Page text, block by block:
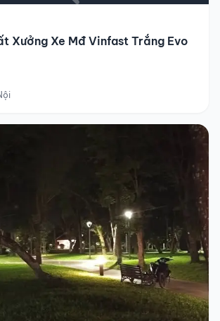
Xưởng Xe Mđ Vinfast Trắng Evo